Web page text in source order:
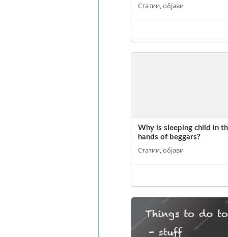
Статии, објави
Why is sleeping child in
hands of beggars?
Статии, објави